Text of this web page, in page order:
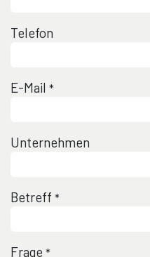
Telefon
E-Mail *
Unternehmen
Betreff *
Frage *